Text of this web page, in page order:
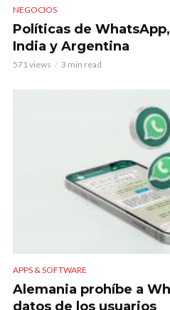
NEGOCIOS
Políticas de
India y Argentina
571 views 3 min read
APPS & SOFTWARE
Alemania prohíbe a
datos de los usuarios